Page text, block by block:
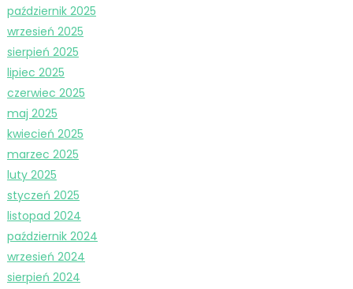
październik 2025
wrzesień 2025
sierpień 2025
lipiec 2025
czerwiec 2025
maj 2025
kwiecień 2025
marzec 2025
luty 2025
styczeń 2025
listopad 2024
październik 2024
wrzesień 2024
sierpień 2024